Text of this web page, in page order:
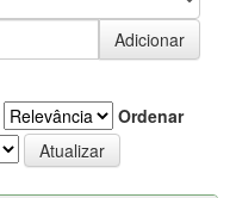
Ordenar